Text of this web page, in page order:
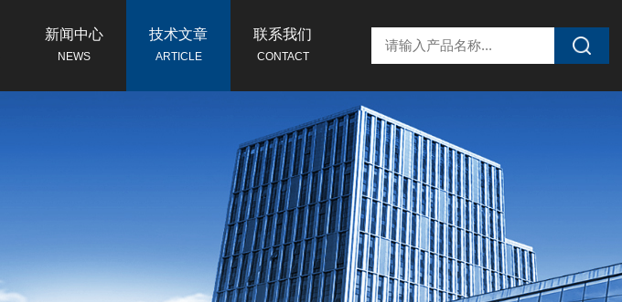
新闻中心
NEWS
技术文章
ARTICLE
联系我们
CONTACT